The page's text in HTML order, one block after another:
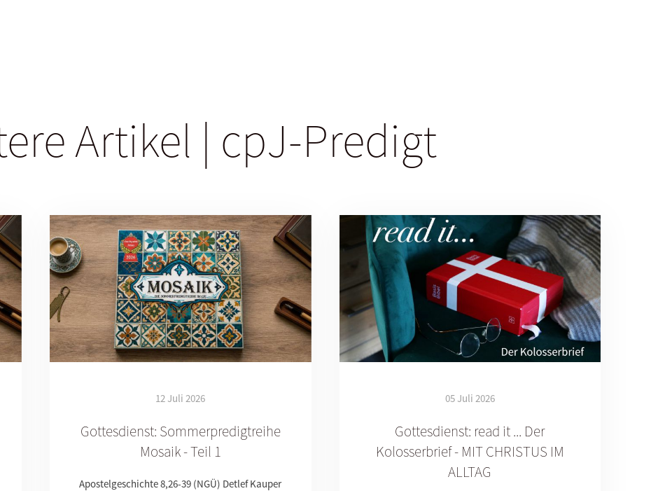
Artikel | cpJ-Predigt
12 Juli 2026
Gottesdienst: Sommerpredigtreihe
Mosaik - Teil 1
Apostelgeschichte 8,26-39 (NGÜ) Detlef Kauper
05 Juli 2026
Gottesdienst: read it ... Der
Kolosserbrief - MIT CHRISTUS IM
ALLTAG